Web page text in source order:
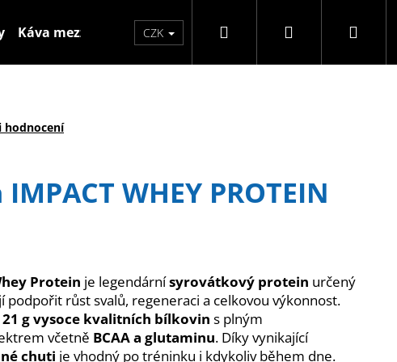
Káva mezzo Značky
CZK Přihlášení
hodnocení
WHEY PROTEIN
Protein je legendárnísyrovátkový protein určený
podpořit růst svalů, regeneraci a celkovou výkonnost.
21 g vysoce kvalitních bílkovin s plným
včetně BCAA a glutaminu. Díky vynikající
chuti je vhodný po tréninku i kdykoliv během dne.
Následující